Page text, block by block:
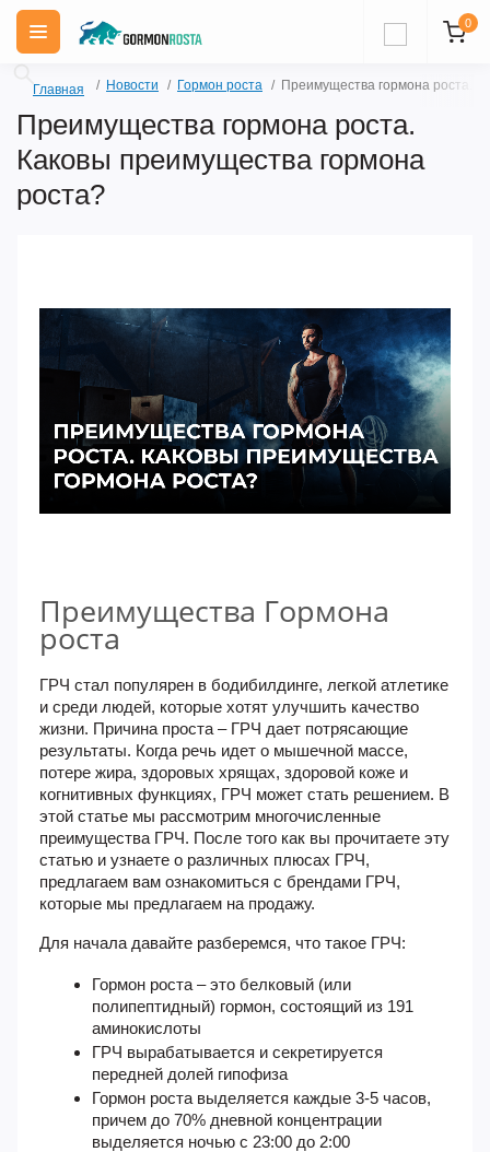
0
Главная Новости Гормон роста Преимущества гормона роста.
Преимущества гормона роста.
Каковы преимущества гормона
роста?
Преимущества Гормона
роста
ГРЧ стал популярен в бодибилдинге, легкой атлетике
и среди людей, которые хотят улучшить качество
жизни. Причина проста – ГРЧ дает потрясающие
результаты. Когда речь идет о мышечной массе,
потере жира, здоровых хрящах, здоровой коже и
когнитивных функциях, ГРЧ может стать решением. В
этой статье мы рассмотрим многочисленные
преимущества ГРЧ. После того как вы прочитаете эту
статью и узнаете о различных плюсах ГРЧ,
предлагаем вам ознакомиться с брендами ГРЧ,
которые мы предлагаем на продажу.
Для начала давайте разберемся, что такое ГРЧ:
Гормон роста – это белковый (или
полипептидный) гормон, состоящий из 191
аминокислоты
ГРЧ вырабатывается и секретируется
передней долей гипофиза
Гормон роста выделяется каждые 3-5 часов,
причем до 70% дневной концентрации
выделяется ночью с 23:00 до 2:00